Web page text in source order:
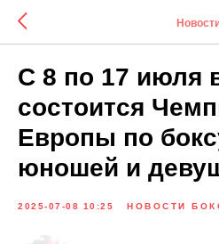
С 8 по 17 июля
состоится
Европы по
юношей и
2025-07-08 10:25 НОВОСТИ